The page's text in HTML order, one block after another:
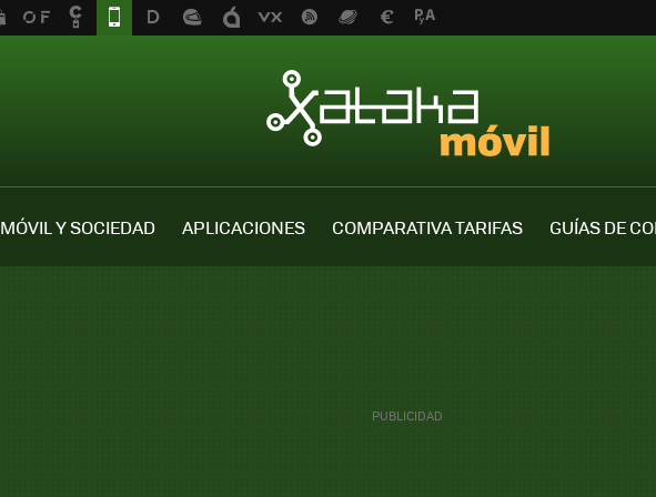
MÓVIL Y SOCIEDAD APLICACIONES COMPARATIVA TARIFAS
GUÍAS DE